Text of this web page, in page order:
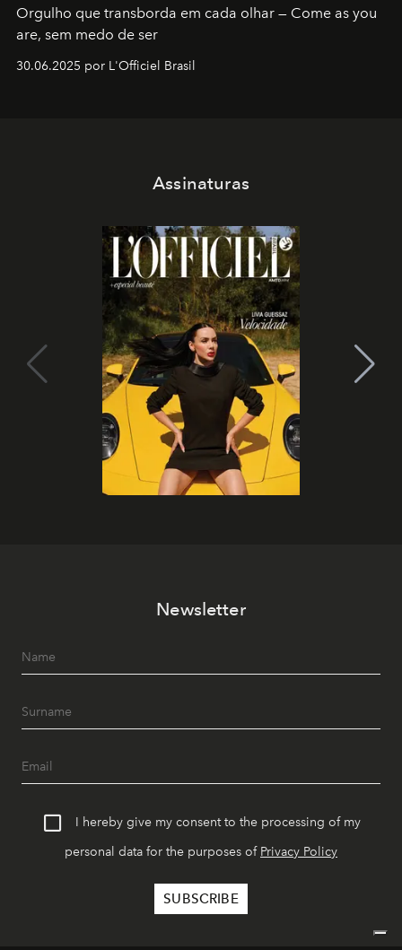
Orgulho que transborda em cada olhar — Come as you
are, sem medo de ser
30.06.2025 por L'Officiel Brasil
Assinaturas
Newsletter
I hereby give my consent to the processing of my
personal data for the purposes of Privacy Policy